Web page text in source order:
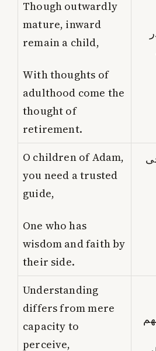
Though outwardly
mature, inward
remain a child,
With thoughts of
adulthood come the
thought of
retirement.
O children of Adam,
you need a trusted
guide,
One who has
wisdom and faith by
their side.
Understanding
differs from mere
capacity to
perceive,